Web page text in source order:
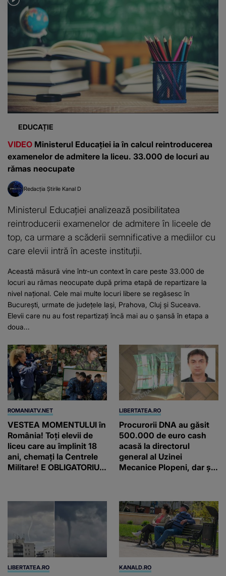
EDUCAȚIE
VIDEO Ministerul Educației ia în calcul reintroducerea
examenelor de admitere la liceu. 33.000 de locuri au
rămas neocupate
Redacția Știrile Kanal D
Ministerul Educației analizează posibilitatea
reintroducerii examenelor de admitere în liceele de
top, ca urmare a scăderii semnificative a mediilor cu
care elevii intră în aceste instituții.
Această măsură vine într-un context în care peste 33.000 de
locuri au rămas neocupate după prima etapă de repartizare la
nivel național. Cele mai multe locuri libere se regăsesc în
București, urmate de județele Iași, Prahova, Cluj și Suceava.
Elevii care nu au fost repartizați încă mai au o șansă în etapa a
doua...
ROMANIATV.NET
VESTEA MOMENTULUI în
România! Toți elevii de
liceu care au împlinit 18
ani, chemați la Centrele
Militare! E OBLIGATORIU.
LIBERTATEA.RO
Procurorii DNA au găsit
500.000 de euro cash
acasă la directorul
general al Uzinei
Mecanice Plopeni, dar și
LIBERTATEA.RO KANALD.RO